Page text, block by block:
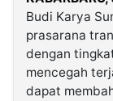
Kabarbaru.co
2026
Budi Karya
prasarana
dengan
mencegah
dapat